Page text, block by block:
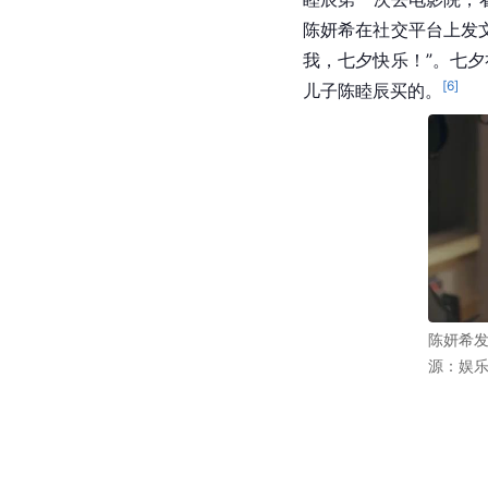
陈妍希在社交平台上发
我，七夕快乐！”。七
儿子陈睦辰买的。
[6]
陈妍希